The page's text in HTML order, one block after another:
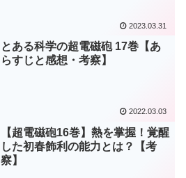
2023.03.31
とある科学の超電磁砲 17巻【あ
らすじと感想・考察】
2022.03.03
【超電磁砲16巻】熱を掌握！覚醒
した初春飾利の能力とは？【考
察】